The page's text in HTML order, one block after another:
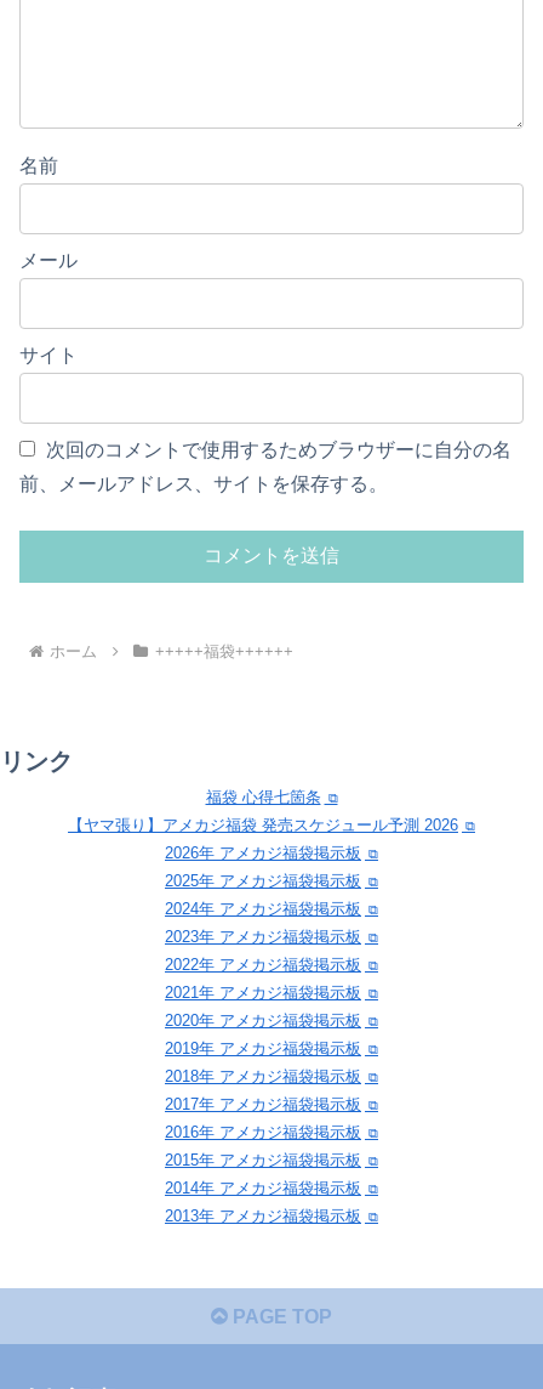
名前
メール
サイト
次回のコメントで使用するためブラウザーに自分の名
前、メールアドレス、サイトを保存する。
ホーム +++++福袋++++++
リンク
福袋 心得七箇条
【ヤマ張り】アメカジ福袋 発売スケジュール予測 2026
2026年 アメカジ福袋掲示板
2025年 アメカジ福袋掲示板
2024年 アメカジ福袋掲示板
2023年 アメカジ福袋掲示板
2022年 アメカジ福袋掲示板
2021年 アメカジ福袋掲示板
2020年 アメカジ福袋掲示板
2019年 アメカジ福袋掲示板
2018年 アメカジ福袋掲示板
2017年 アメカジ福袋掲示板
2016年 アメカジ福袋掲示板
2015年 アメカジ福袋掲示板
2014年 アメカジ福袋掲示板
2013年 アメカジ福袋掲示板
PAGE TOP